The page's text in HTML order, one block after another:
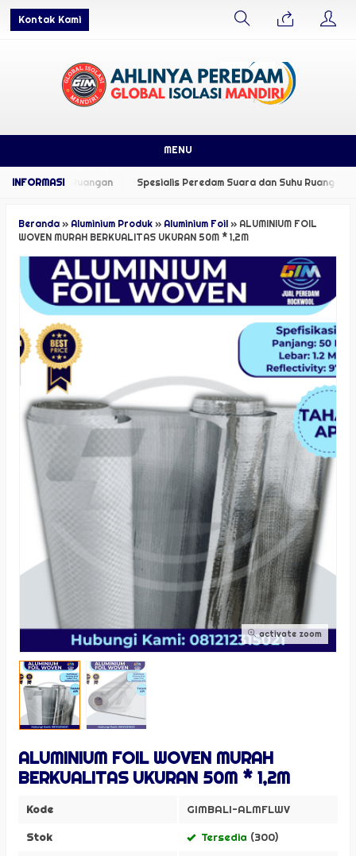
Kontak Kami
MENU
Suhu Ruangan Spesialis Peredam Suara dan Suhu Ruangan
Beranda » Aluminium Produk » Aluminium Foil » ALUMINIUM FOIL
WOVEN MURAH BERKUALITAS UKURAN 50M * 1,2M
activate zoom
ALUMINIUM FOIL WOVEN MURAH
BERKUALITAS UKURAN 50M * 1,2M
Kode GIMBALI-ALMFLWV
Stok Tersedia (300)